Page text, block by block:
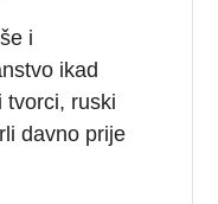
i
ikad
tvorci, ruski
davno prije